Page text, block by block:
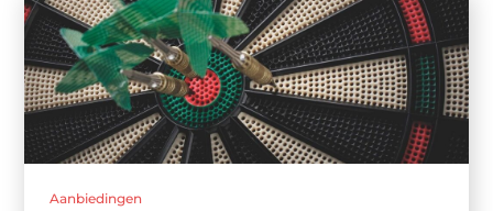
Aanbiedingen